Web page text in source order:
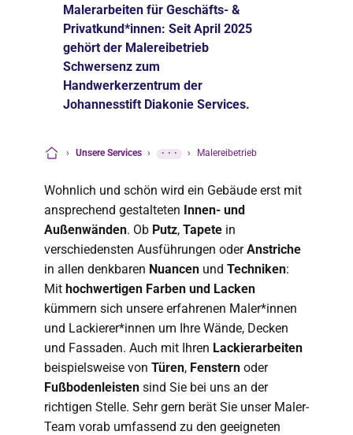
Malerarbeiten für Geschäfts- &
Privatkund*innen: Seit April 2025
gehört der Malereibetrieb
Schwersenz zum
Handwerkerzentrum der
Johannesstift Diakonie Services.
› Unsere Services › ··· › Malereibetrieb
Wohnlich und schön wird ein Gebäude erst mit
ansprechend gestalteten Innen- und
Außenwänden. Ob Putz, Tapete in
verschiedensten Ausführungen oderAnstriche
in allen denkbaren Nuancen und Techniken:
Mit hochwertigen Farben und Lacken
kümmern sich unsere erfahrenen Maler*innen
und Lackierer*innen um Ihre Wände, Decken
und Fassaden. Auch mit Ihren Lackierarbeiten
beispielsweise von Türen, Fenstern oder
Fußbodenleisten sind Sie bei uns an der
richtigen Stelle. Sehr gern berät Sie unser Maler-
Team vorab umfassend zu den geeigneten